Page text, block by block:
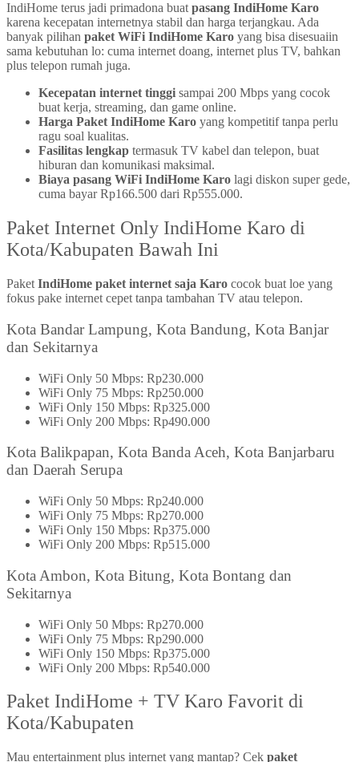
IndiHome terus jadi primadona buat pasang IndiHome Karo
karena kecepatan internetnya stabil dan harga terjangkau. Ada
banyak pilihan paket WiFi IndiHome Karo yang bisa disesuaiin
sama kebutuhan lo: cuma internet doang, internet plus TV, bahkan
plus telepon rumah juga.
Kecepatan internet tinggi sampai 200 Mbps yang cocok
buat kerja, streaming, dan game online.
Harga Paket IndiHome Karo yang kompetitif tanpa perlu
ragu soal kualitas.
Fasilitas lengkap termasuk TV kabel dan telepon, buat
hiburan dan komunikasi maksimal.
Biaya pasang WiFi IndiHome Karo lagi diskon super gede,
cuma bayar Rp166.500 dari Rp555.000.
Paket Internet Only IndiHome Karo di
Kota/Kabupaten Bawah Ini
Paket IndiHome paket internet saja Karo cocok buat loe yang
fokus pake internet cepet tanpa tambahan TV atau telepon.
Kota Bandar Lampung, Kota Bandung, Kota Banjar
dan Sekitarnya
WiFi Only 50 Mbps: Rp230.000
WiFi Only 75 Mbps: Rp250.000
WiFi Only 150 Mbps: Rp325.000
WiFi Only 200 Mbps: Rp490.000
Kota Balikpapan, Kota Banda Aceh, Kota Banjarbaru
dan Daerah Serupa
WiFi Only 50 Mbps: Rp240.000
WiFi Only 75 Mbps: Rp270.000
WiFi Only 150 Mbps: Rp375.000
WiFi Only 200 Mbps: Rp515.000
Kota Ambon, Kota Bitung, Kota Bontang dan
Sekitarnya
WiFi Only 50 Mbps: Rp270.000
WiFi Only 75 Mbps: Rp290.000
WiFi Only 150 Mbps: Rp375.000
WiFi Only 200 Mbps: Rp540.000
Paket IndiHome + TV Karo Favorit di
Kota/Kabupaten
Mau entertainment plus internet yang mantap? Cek paket